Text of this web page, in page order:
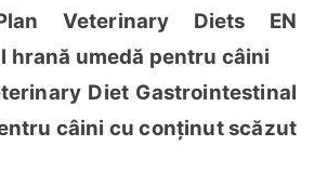
Veterinary Diets EN
hrană umedă pentru câini
Diet Gastrointestinal
câini cu conținut scăzut